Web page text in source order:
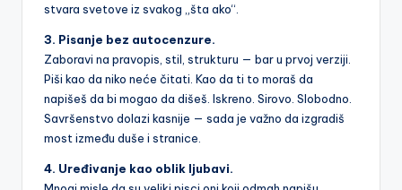
stvara svetove iz svakog „šta ako“.
3. Pisanje bez autocenzure.
Zaboravi na pravopis, stil, strukturu — bar u prvoj verziji.
Piši kao da niko neće čitati. Kao da ti to moraš da
napišeš da bi mogao da dišeš. Iskreno. Sirovo. Slobodno.
Savršenstvo dolazi kasnije — sada je važno da izgradiš
most između duše i stranice.
4. Uređivanje kao oblik ljubavi.